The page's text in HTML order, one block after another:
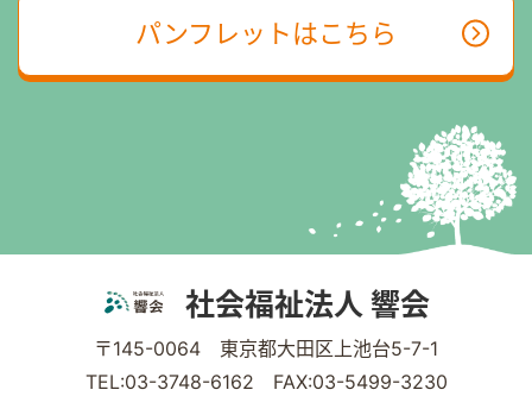
パンフレットはこちら
社会福祉法人 響会
〒145-0064 東京都大田区上池台5-7-1
TEL:03-3748-6162 FAX:03-5499-3230